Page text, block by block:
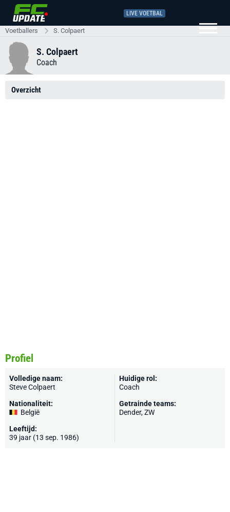
LIVE VOETBAL
Voetballers S. Colpaert
S. Colpaert
Coach
Overzicht
Profiel
Volledige naam:
Steve Colpaert
Nationaliteit:
België
Leeftijd:
39 jaar (13 sep. 1986)
Huidige rol:
Coach
Getrainde teams:
Dender,ZW